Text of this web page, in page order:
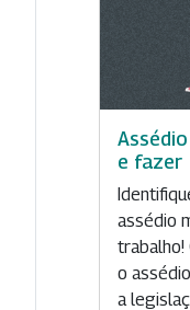
e fazer
assédio
trabalho!
o
a